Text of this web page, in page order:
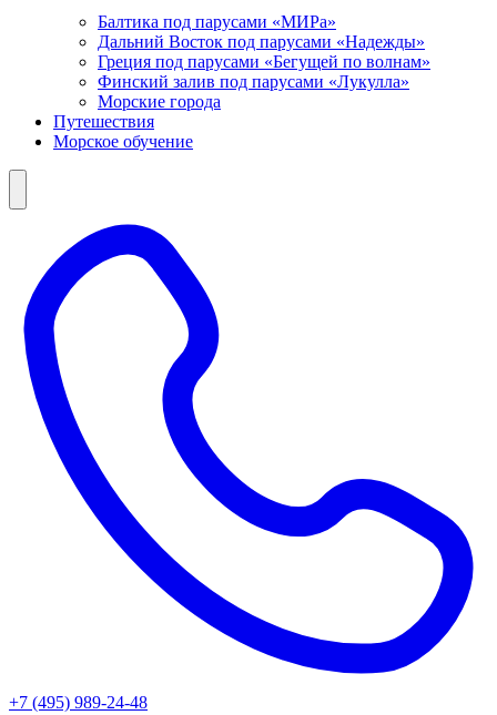
Балтика под парусами «МИРа»
Дальний Восток под парусами «Надежды»
Греция под парусами «Бегущей по волнам»
Финский залив под парусами «Лукулла»
Морские города
Путешествия
Морское обучение
+7 (495) 989-24-48